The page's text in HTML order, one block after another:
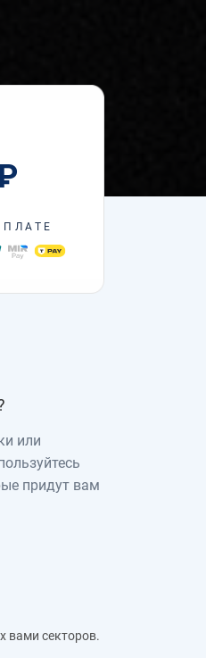
или
придут вам
вами секторов.